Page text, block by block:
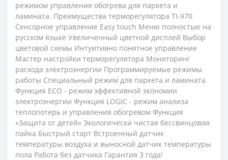
режимом управления обогрева для паркета и
ламината. Преимущества терморегулятора TI-970
Сенсорное управление Easy touch Меню полностью на
русском языке Увеличенный цветной дисплей Выбор
цветовой схемы Интуитивно понятное управление
Мастер настройки терморегулятора Мониторинг
расхода электроэнергии Программируемые режимы
работы Специальный режим для паркета и ламината
Функция ECO - режим эффективной экономии
электроэнергии Функция LOGIC - режим анализа
теплопотерь и управления обогревом Функция
«Защита от детей» Экологически чистая беcсвинцовая
пайка Быстрый старт Встроенный датчик
температуры воздуха и выносной датчик температуры
пола Работа без датчика Гарантия 3 года!